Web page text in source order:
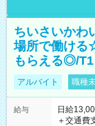
ちいさいかわ
場所で働ける
もらえる◎/T1
アルバイト 職種
給与
日給
＋交通費支給 ★交通費全額支給！ ┗案件によ